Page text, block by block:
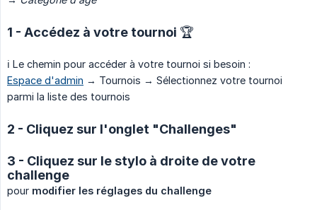
1 - Accédez à votre tournoi 🏆
ℹ️ Le chemin pour accéder à votre tournoi si besoin :
Espace d'admin → Tournois → Sélectionnez votre tournoi
parmi la liste des tournois
2 - Cliquez sur l'onglet "Challenges"
3 - Cliquez sur le stylo à droite de votre
challenge
pour modifier les réglages du challenge